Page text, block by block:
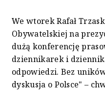
We wtorek Rafał
Obywatelskiej na
dużą konferencję
dziennikarek i
odpowiedzi. Bez
dyskusja o Polsce" –